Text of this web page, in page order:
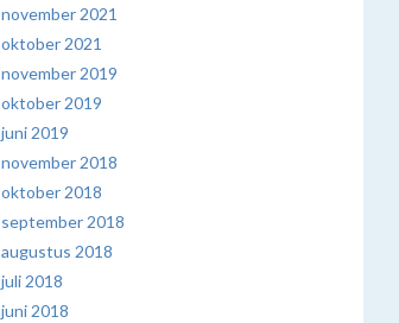
november 2021
oktober 2021
november 2019
oktober 2019
juni 2019
november 2018
oktober 2018
september 2018
augustus 2018
juli 2018
juni 2018